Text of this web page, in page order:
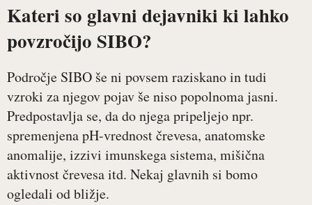
Kateri so glavni dejavniki ki lahko
povzročijo SIBO?
Področje SIBO še ni povsem raziskano in tudi
vzroki za njegov pojav še niso popolnoma jasni.
Predpostavlja se, da do njega pripeljejo npr.
spremenjena pH-vrednost črevesa, anatomske
anomalije, izzivi imunskega sistema, mišična
aktivnost črevesa itd. Nekaj glavnih si bomo
ogledali od bližje.